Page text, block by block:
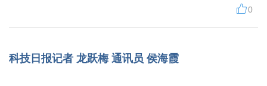
0
科技日报记者 龙跃梅 通讯员 侯海霞